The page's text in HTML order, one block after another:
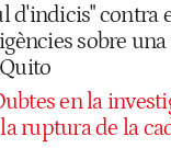
d'indicis"
sobre
en la
ruptura de la